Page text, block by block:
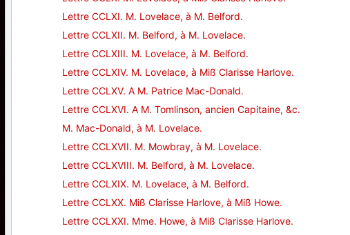
Lettre CCLXI. M. Lovelace, à M. Belford.
Lettre CCLXII. M. Belford, à M. Lovelace.
Lettre CCLXIII. M. Lovelace, à M. Belford.
Lettre CCLXIV. M. Lovelace, à Miß Clarisse Harlove.
Lettre CCLXV. A M. Patrice Mac-Donald.
Lettre CCLXVI. A M. Tomlinson, ancien Capitaine, &c.
M. Mac-Donald, à M. Lovelace.
Lettre CCLXVII. M. Mowbray, à M. Lovelace.
Lettre CCLXVIII. M. Belford, à M. Lovelace.
Lettre CCLXIX. M. Lovelace, à M. Belford.
Lettre CCLXX. Miß Clarisse Harlove, à Miß Howe.
Lettre CCLXXI. Mme. Howe, à Miß Clarisse Harlove.